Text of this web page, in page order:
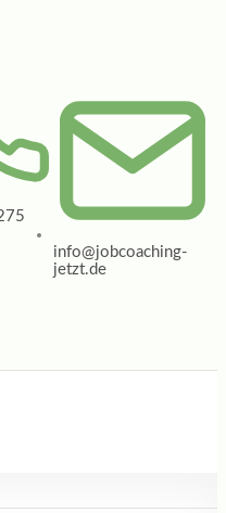
info@jobcoaching-
jetzt.de